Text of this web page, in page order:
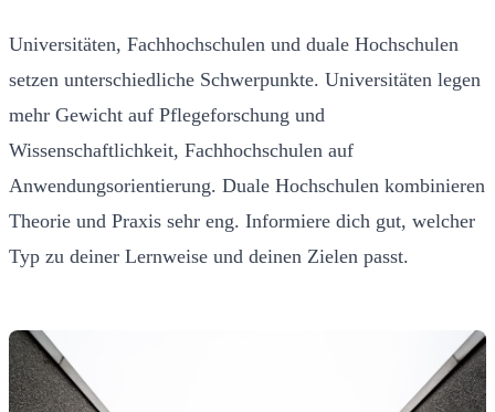
Universitäten, Fachhochschulen und duale Hochschulen
setzen unterschiedliche Schwerpunkte. Universitäten legen
mehr Gewicht auf Pflegeforschung und
Wissenschaftlichkeit, Fachhochschulen auf
Anwendungsorientierung. Duale Hochschulen kombinieren
Theorie und Praxis sehr eng. Informiere dich gut, welcher
Typ zu deiner Lernweise und deinen Zielen passt.